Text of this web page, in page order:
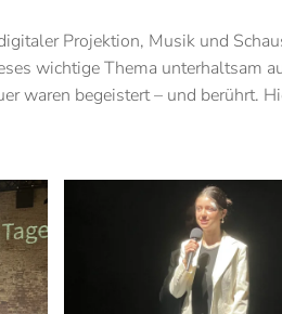
Projektion, Musik und
wichtige Thema unterhaltsam
waren begeistert – und berührt.